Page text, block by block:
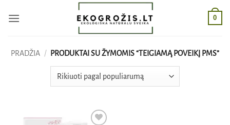
0
PRADŽIA / PRODUKTAI SU ŽYMOMIS “TEIGIAMĄ POVEIKĮ PMS”